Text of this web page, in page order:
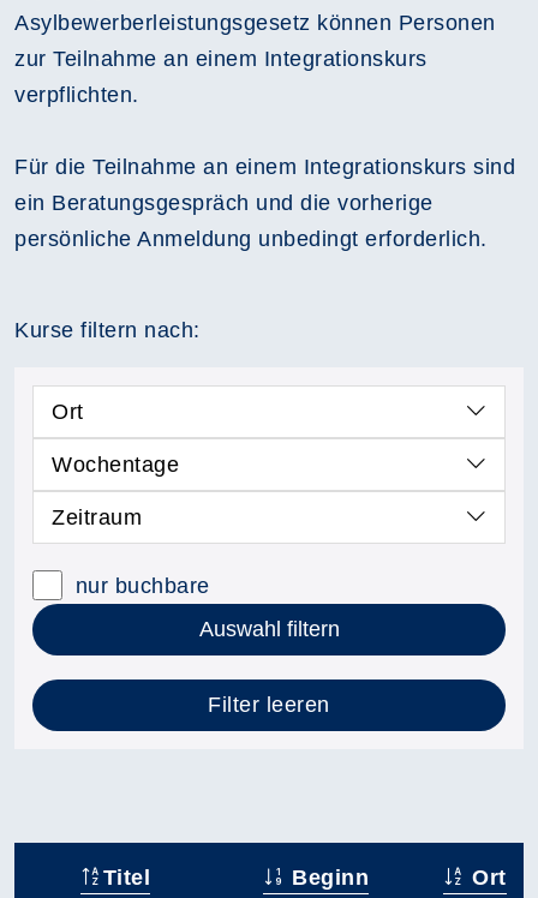
Asylbewerberleistungsgesetz können Personen
zur Teilnahme an einem Integrationskurs
verpflichten.
Für die Teilnahme an einem Integrationskurs sind
ein Beratungsgespräch und die vorherige
persönliche Anmeldung unbedingt erforderlich.
Kurse filtern nach:
Ort
Wochentage
Zeitraum
nur buchbare
Auswahl filtern
Filter leeren
Titel Beginn Ort